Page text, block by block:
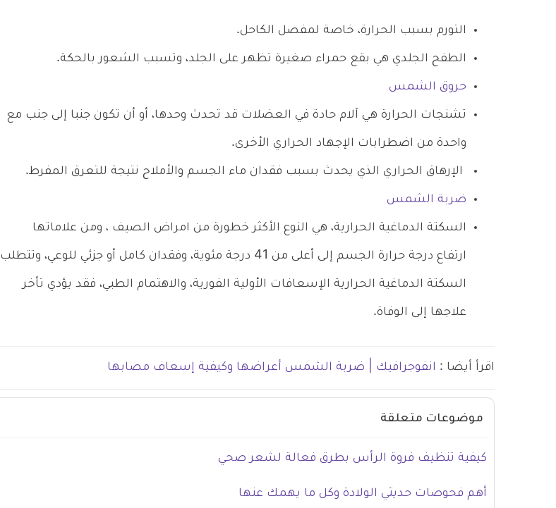
التورم بسبب الحرارة، خاصة لمفصل الكاحل.
الطفح الجلدي هي بقع حمراء صغيرة تظهر على الجلد، وتسبب الشعور بالحكة.
حروق الشمس
تشنجات الحرارة هي آلام حادة في العضلات قد تحدث وحدها، أو أن تكون جنبا إلى جنب مع
واحدة من اضطرابات الإجهاد الحراري الأخرى.
الإرهاق الحراري الذي يحدث بسبب فقدان ماء الجسم والأملاح نتيجة للتعرق المفرط.
ضربة الشمس
السكتة الدماغية الحرارية، هي النوع الأكثر خطورة من امراض الصيف ، ومن علاماتها
ارتفاع درجة حرارة الجسم إلى أعلى من 41 درجة مئوية، وفقدان كامل أو جزئي للوعي، وتتطلب
السكتة الدماغية الحرارية الإسعافات الأولية الفورية، والاهتمام الطبي، فقد يؤدي تأخر
علاجها إلى الوفاة.
اقرأ أيضا : انفوجرافيك | ضربة الشمس أعراضها وكيفية إسعاف مصابها
موضوعات متعلقة
كيفية تنظيف فروة الرأس بطرق فعالة لشعر صحي
أهم فحوصات حديثي الولادة وكل ما يهمك عنها